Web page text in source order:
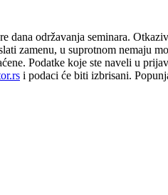
održavanja seminara.
zamenu, u suprotnom nemaju
Podatke koje ste naveli u
i podaci će biti izbrisani.